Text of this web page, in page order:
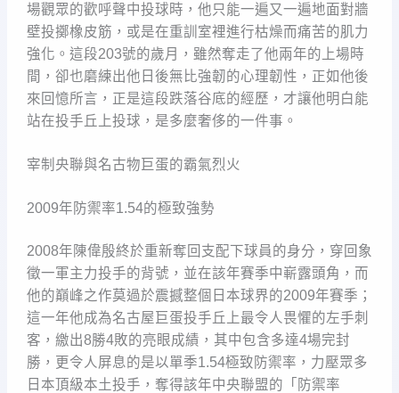
場觀眾的歡呼聲中投球時，他只能一遍又一遍地面對牆
壁投擲橡皮筋，或是在重訓室裡進行枯燥而痛苦的肌力
強化。這段203號的歲月，雖然奪走了他兩年的上場時
間，卻也磨練出他日後無比強韌的心理韌性，正如他後
來回憶所言，正是這段跌落谷底的經歷，才讓他明白能
站在投手丘上投球，是多麼奢侈的一件事。
宰制央聯與名古物巨蛋的霸氣烈火
2009年防禦率1.54的極致強勢
2008年陳偉殷終於重新奪回支配下球員的身分，穿回象
徵一軍主力投手的背號，並在該年賽季中嶄露頭角，而
他的巔峰之作莫過於震撼整個日本球界的2009年賽季；
這一年他成為名古屋巨蛋投手丘上最令人畏懼的左手刺
客，繳出8勝4敗的亮眼成績，其中包含多達4場完封
勝，更令人屏息的是以單季1.54極致防禦率，力壓眾多
日本頂級本土投手，奪得該年中央聯盟的「防禦率